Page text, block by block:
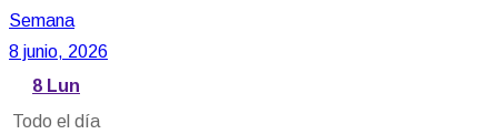
Semana
8 junio, 2026
8 Lun
Todo el día